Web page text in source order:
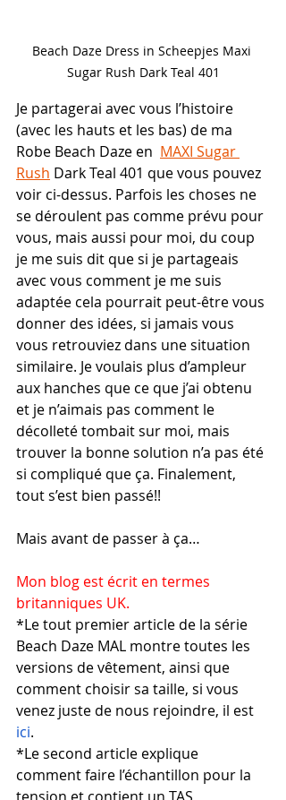
Beach Daze Dress in Scheepjes Maxi
Sugar Rush Dark Teal 401
Je partagerai avec vous l’histoire
(avec les hauts et les bas) de ma
Robe Beach Daze en MAXI Sugar
Rush Dark Teal 401 que vous pouvez
voir ci-dessus. Parfois les choses ne
se déroulent pas comme prévu pour
vous, mais aussi pour moi, du coup
je me suis dit que si je partageais
avec vous comment je me suis
adaptée cela pourrait peut-être vous
donner des idées, si jamais vous
vous retrouviez dans une situation
similaire. Je voulais plus d’ampleur
aux hanches que ce que j’ai obtenu
et je n’aimais pas comment le
décolleté tombait sur moi, mais
trouver la bonne solution n’a pas été
si compliqué que ça. Finalement,
tout s’est bien passé!!
Mais avant de passer à ça…
Mon blog est écrit en termes
britanniques UK.
*Le tout premier article de la série
Beach Daze MAL montre toutes les
versions de vêtement, ainsi que
comment choisir sa taille, si vous
venez juste de nous rejoindre, il est
ici.
*Le second article explique
comment faire l’échantillon pour la